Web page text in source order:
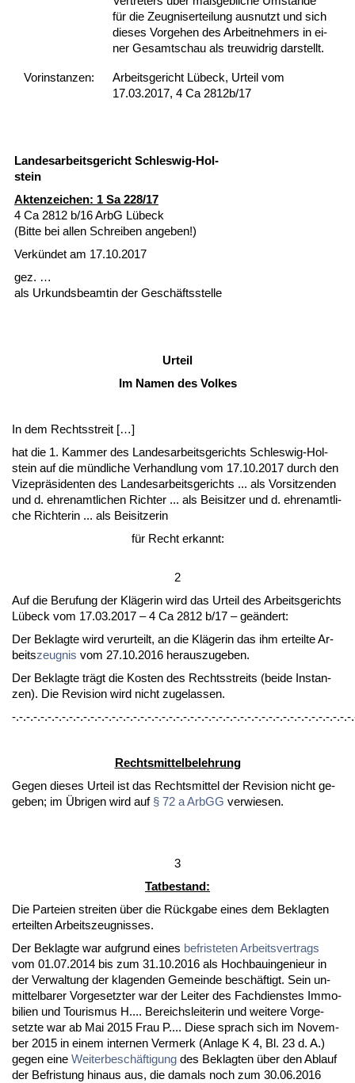
für die Zeug­nis­er­tei­lung aus­nutzt und sich
die­ses Vor­ge­hen des Ar­beit­neh­mers in ei­
ner Ge­samt­schau als treu­wid­rig dar­stellt.
Vor­ins­tan­zen:
Arbeitsgericht Lübeck, Urteil vom
17.03.2017, 4 Ca 2812b/17
Lan­des­ar­beits­ge­richt Schles­wig-Hol­
stein
Ak­ten­zei­chen: 1 Sa 228/17
4 Ca 2812 b/16 ArbG Lübeck
(Bit­te bei al­len Schrei­ben an­ge­ben!)
Verkündet am 17.10.2017
gez. …
als Ur­kunds­be­am­tin der Geschäfts­stel­le
Ur­teil
Im Na­men des Vol­kes
In dem Rechts­streit […]
hat die 1. Kam­mer des Lan­des­ar­beits­ge­richts Schles­wig-Hol­
stein auf die münd­li­che Ver­hand­lung vom 17.10.2017 durch den
Vi­ze­präsi­den­ten des Lan­des­ar­beits­ge­richts ... als Vor­sit­zen­den
und d. eh­ren­amt­li­chen Rich­ter ... als Bei­sit­zer und d. eh­ren­amt­li­
che Rich­te­rin ... als Bei­sit­ze­rin
für Recht er­kannt:
2
Auf die Be­ru­fung der Kläge­rin wird das Ur­teil des Ar­beits­ge­richts
Lübeck vom 17.03.2017 – 4 Ca 2812 b/17 – geändert:
Der Be­klag­te wird ver­ur­teilt, an die Kläge­rin das ihm er­teil­te Ar­
beits­zeug­nis vom 27.10.2016 her­aus­zu­ge­ben.
Der Be­klag­te trägt die Kos­ten des Rechts­streits (bei­de In­stan­
zen). Die Re­vi­si­on wird nicht zu­ge­las­sen.
-.-.-.-.-.-.-.-.-.-.-.-.-.-.-.-.-.-.-.-.-.-.-.-.-.-.-.-.-.-.-.-.-.-.-.-.-.-.-.-.-.-.-.-.-.-.-
Rechts­mit­tel­be­leh­rung
Ge­gen die­ses Ur­teil ist das Rechts­mit­tel der Re­vi­si­on nicht ge­
ge­ben; im Übri­gen wird auf § 72 a ArbGG ver­wie­sen.
3
Tat­be­stand:
Die Par­tei­en strei­ten über die Rück­ga­be ei­nes dem Be­klag­ten
er­teil­ten Ar­beits­zeug­nis­ses.
Der Be­klag­te war auf­grund ei­nes be­fris­te­ten Ar­beits­ver­trags
vom 01.07.2014 bis zum 31.10.2016 als Hoch­bau­in­ge­nieur in
der Ver­wal­tung der kla­gen­den Ge­mein­de be­schäftigt. Sein un­
mit­tel­ba­rer Vor­ge­setz­ter war der Lei­ter des Fach­diens­tes Im­mo­
bi­li­en und Tou­ris­mus H.... Be­reichs­lei­te­rin und wei­te­re Vor­ge­
setz­te war ab Mai 2015 Frau P.... Die­se sprach sich im No­vem­
ber 2015 in ei­nem in­ter­nen Ver­merk (An­la­ge K 4, Bl. 23 d. A.)
ge­gen ei­ne Wei­ter­beschäfti­gung des Be­klag­ten über den Ab­lauf
der Be­fris­tung hin­aus aus, die da­mals noch zum 30.06.2016